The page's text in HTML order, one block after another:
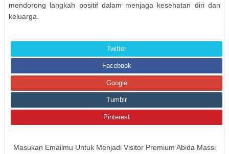
mendorong langkah positif dalam menjaga kesehatan diri dan
keluarga.
Twitter
Facebook
Google
Tumblr
Pinterest
Masukan Emailmu Untuk Menjadi Visitor Premium Abida Massi